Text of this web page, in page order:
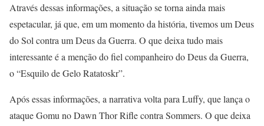
Através dessas informações, a situação se torna ainda mais
espetacular, já que, em um momento da história, tivemos um Deus
do Sol contra um Deus da Guerra. O que deixa tudo mais
interessante é a menção do fiel companheiro do Deus da Guerra,
o “Esquilo de Gelo Ratatoskr”.
Após essas informações, a narrativa volta para Luffy, que lança o
ataque Gomu no Dawn Thor Rifle contra Sommers. O que deixa